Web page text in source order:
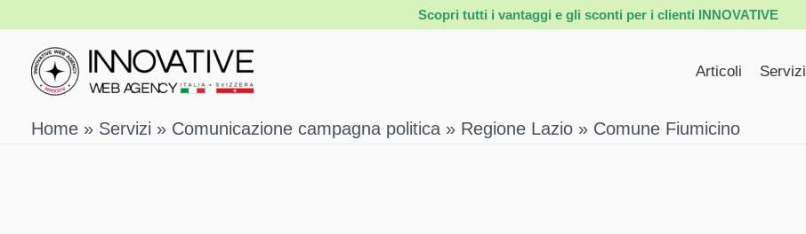
contenuto
Scopri tutti i vantaggi e gli sconti per i clienti INNOVATIVE
Articoli Servizi
Home Servizi Comunicazione campagna politica Regione Lazio Comune Fiumicino